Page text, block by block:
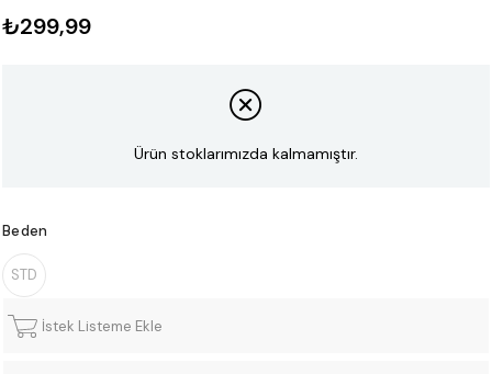
₺299,99
Ürün stoklarımızda kalmamıştır.
Beden
STD
İstek Listeme Ekle